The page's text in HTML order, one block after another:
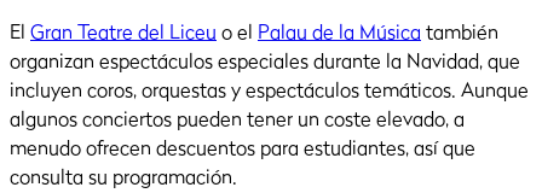
El Gran Teatre del Liceu o el Palau de la Música también
organizan espectáculos especiales durante la Navidad, que
incluyen coros, orquestas y espectáculos temáticos. Aunque
algunos conciertos pueden tener un coste elevado, a
menudo ofrecen descuentos para estudiantes, así que
consulta su programación.